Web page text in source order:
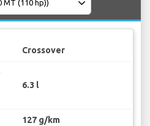
Crossover
6.3 l
127 g/km